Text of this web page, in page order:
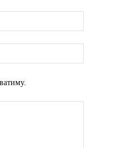
mail:*